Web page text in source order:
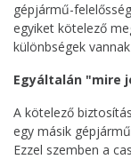
gépjármű-
egyiket kötelező
különbségek
Egyáltalán "mire
A kötelező
egy másik
Ezzel szemben a